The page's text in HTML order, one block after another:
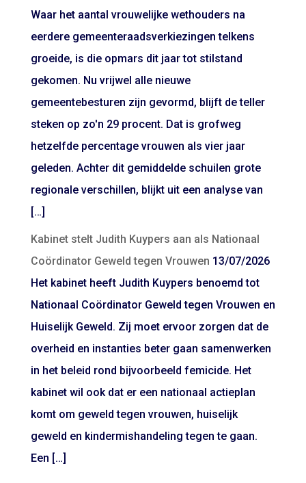
Waar het aantal vrouwelijke wethouders na
eerdere gemeenteraadsverkiezingen telkens
groeide, is die opmars dit jaar tot stilstand
gekomen. Nu vrijwel alle nieuwe
gemeentebesturen zijn gevormd, blijft de teller
steken op zo'n 29 procent. Dat is grofweg
hetzelfde percentage vrouwen als vier jaar
geleden. Achter dit gemiddelde schuilen grote
regionale verschillen, blijkt uit een analyse van
[…]
Kabinet stelt Judith Kuypers aan als Nationaal
Coördinator Geweld tegen Vrouwen 13/07/2026
Het kabinet heeft Judith Kuypers benoemd tot
Nationaal Coördinator Geweld tegen Vrouwen en
Huiselijk Geweld. Zij moet ervoor zorgen dat de
overheid en instanties beter gaan samenwerken
in het beleid rond bijvoorbeeld femicide. Het
kabinet wil ook dat er een nationaal actieplan
komt om geweld tegen vrouwen, huiselijk
geweld en kindermishandeling tegen te gaan.
Een […]